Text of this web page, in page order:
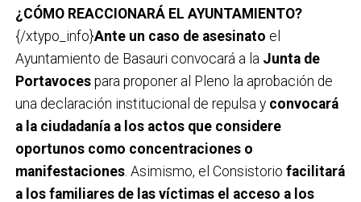
¿CÓMO REACCIONARÁ EL AYUNTAMIENTO?
{/xtypo_info}Ante un caso de asesinato el
Ayuntamiento de Basauri convocará a la Junta de
Portavocespara proponer al Pleno la aprobación de
una declaración institucional de repulsa y convocará
a la ciudadanía a los actos que considere
oportunos como concentraciones o
manifestaciones. Asimismo, el Consistorio facilitará
a los familiares de las víctimas el acceso a los